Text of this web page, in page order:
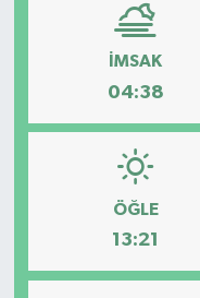
İMSAK
04:38
ÖĞLE
13:21
RESMİ İLANLAR
KÜLTÜR
MAGAZİN
VEFAT